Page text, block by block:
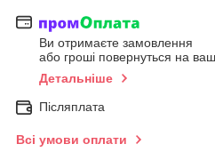
Ви отримаєте замовлення
або гроші повернуться на
Детальніше
Післяплата
Всі умови оплати